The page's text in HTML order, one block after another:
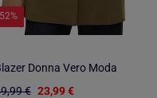
Donna Vero Moda
€ 23,99 €